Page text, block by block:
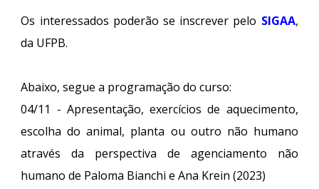
Os interessados poderão se inscrever pelo SIGAA,
da UFPB.
Abaixo, segue a programação do curso:
04/11 - Apresentação, exercícios de aquecimento,
escolha do animal, planta ou outro não humano
através da perspectiva de agenciamento não
humano de Paloma Bianchi e Ana Krein (2023)